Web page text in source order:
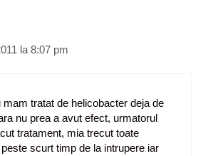
la 8:07 pm
mam tratat de helicobacter deja de
nu prea a avut efect, urmatorul
tratament, mia trecut toate
scurt timp de la intrupere iar